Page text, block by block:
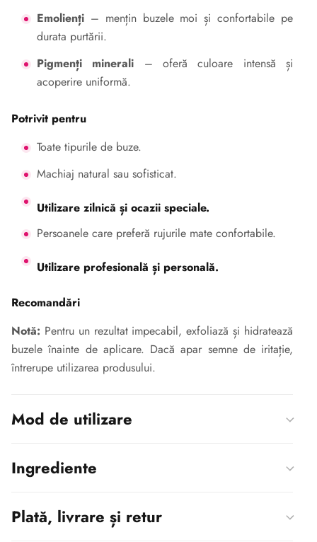
Emolienți – mențin buzele moi și confortabile pe
durata purtării.
Pigmenți minerali – oferă culoare intensă și
acoperire uniformă.
Potrivit pentru
Toate tipurile de buze.
Machiaj natural sau sofisticat.
Utilizare zilnică și ocazii speciale.
Persoanele care preferă rujurile mate confortabile.
Utilizare profesională și personală.
Recomandări
Notă: Pentru un rezultat impecabil, exfoliază și hidratează
buzele înainte de aplicare. Dacă apar semne de iritație,
întrerupe utilizarea produsului.
Mod de utilizare
Ingrediente
Plată, livrare și retur